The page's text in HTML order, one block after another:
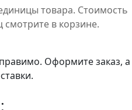
товара. Стоимость
смотрите в корзине.
Оформите заказ, а